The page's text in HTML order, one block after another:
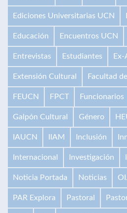
Ediciones Universitarias UCN
Educación Encuentros UCN
Entrevistas Estudiantes
Extensión Cultural Facultad
FEUCN FPCT Funcionarios
Galpón Cultural Género
IAUCN IIAM Inclusión
Internacional Investigación
Noticia Portada Noticias
PAR Explora Pastoral